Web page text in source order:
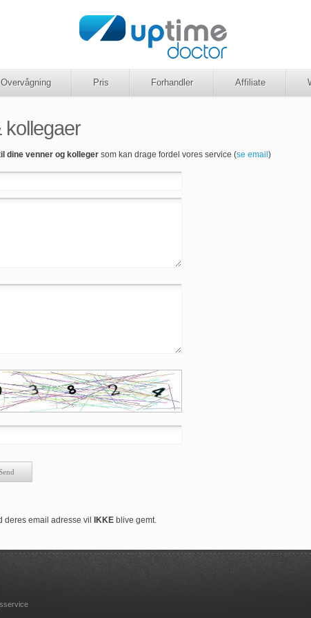
Overvågning Pris Forhandler Affiliate
dine venner og kolleger som kan drage fordel vores service (se email )
deres email adresse vil IKKE blive gemt.